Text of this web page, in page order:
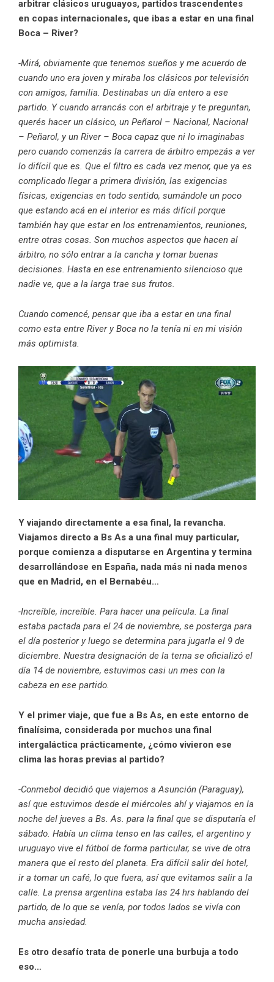
arbitrar clásicos uruguayos, partidos trascendentes
en copas internacionales, que ibas a estar en una final
Boca – River?
-Mirá, obviamente que tenemos sueños y me acuerdo de
cuando uno era joven y miraba los clásicos por televisión
con amigos, familia. Destinabas un día entero a ese
partido. Y cuando arrancás con el arbitraje y te preguntan,
querés hacer un clásico, un Peñarol – Nacional, Nacional
– Peñarol, y un River – Boca capaz que ni lo imaginabas
pero cuando comenzás la carrera de árbitro empezás a ver
lo difícil que es. Que el filtro es cada vez menor, que ya es
complicado llegar a primera división, las exigencias
físicas, exigencias en todo sentido, sumándole un poco
que estando acá en el interior es más difícil porque
también hay que estar en los entrenamientos, reuniones,
entre otras cosas. Son muchos aspectos que hacen al
árbitro, no sólo entrar a la cancha y tomar buenas
decisiones. Hasta en ese entrenamiento silencioso que
nadie ve, que a la larga trae sus frutos.
Cuando comencé, pensar que iba a estar en una final
como esta entre River y Boca no la tenía ni en mi visión
más optimista.
Y viajando directamente a esa final, la revancha.
Viajamos directo a Bs As a una final muy particular,
porque comienza a disputarse en Argentina y termina
desarrollándose en España, nada más ni nada menos
que en Madrid, en el Bernabéu…
-Increíble, increíble. Para hacer una película. La final
estaba pactada para el 24 de noviembre, se posterga para
el día posterior y luego se determina para jugarla el 9 de
diciembre. Nuestra designación de la terna se oficializó el
día 14 de noviembre, estuvimos casi un mes con la
cabeza en ese partido.
Y el primer viaje, que fue a Bs As, en este entorno de
finalísima, considerada por muchos una final
intergaláctica prácticamente, ¿cómo vivieron ese
clima las horas previas al partido?
-Conmebol decidió que viajemos a Asunción (Paraguay),
así que estuvimos desde el miércoles ahí y viajamos en la
noche del jueves a Bs. As. para la final que se disputaría el
sábado. Había un clima tenso en las calles, el argentino y
uruguayo vive el fútbol de forma particular, se vive de otra
manera que el resto del planeta. Era difícil salir del hotel,
ir a tomar un café, lo que fuera, así que evitamos salir a la
calle. La prensa argentina estaba las 24 hrs hablando del
partido, de lo que se venía, por todos lados se vivía con
mucha ansiedad.
Es otro desafío trata de ponerle una burbuja a todo
eso…